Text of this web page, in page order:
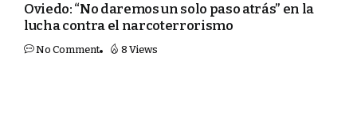
Oviedo: “No daremos un solo paso atrás” en la
lucha contra el narcoterrorismo
No Comment 8 Views